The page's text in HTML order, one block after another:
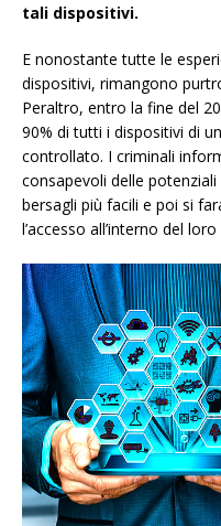
tali dispositivi.
E nonostante tutte le
dispositivi, rimangono
Peraltro, entro la fine del
90% di tutti i dispositivi di
controllato. I criminali
consapevoli delle
bersagli più facili e poi si
l’accesso all’interno del